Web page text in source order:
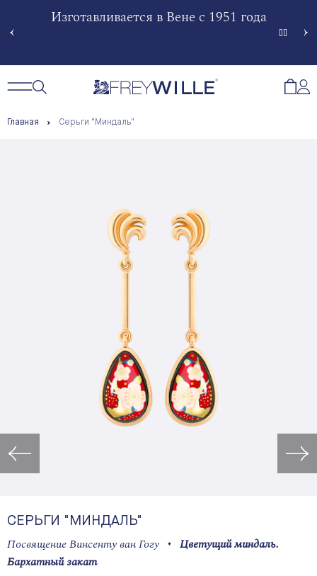
Изготавливается в Вене с 1951 года
Открыть / Закрыть навигацию
Открытый поиск
Главная Серьги "Миндаль"
СЕРЬГИ "МИНДАЛЬ"
Посвящение Винсенту ван Гогу
Цветущий миндаль.
Бархатный закат